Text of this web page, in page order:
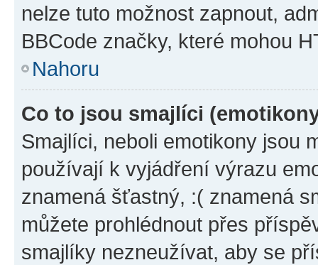
nelze tuto možnost zapnout,
BBCode značky, které mohou
Nahoru
Co to jsou smajlíci
Smajlíci, neboli emotikony jsou
používají k vyjádření výrazu
znamená šťastný, :( znamená
můžete prohlédnout přes
smajlíky nezneužívat, aby se